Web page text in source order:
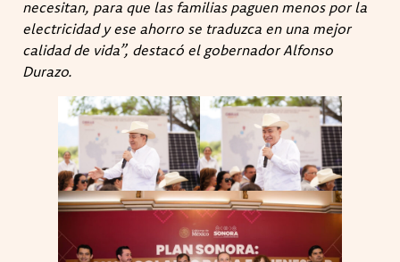
necesitan, para que las familias paguen menos por la
electricidad y ese ahorro se traduzca en una mejor
calidad de vida”, destacó el gobernador Alfonso
Durazo.